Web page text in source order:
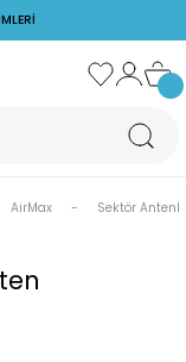
AirMax Sektör